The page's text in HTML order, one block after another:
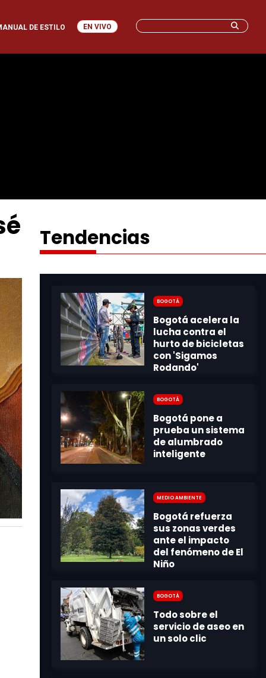
DE ESTILO EN VIVO
Tendencias
Bogotá
Bogotá
Medio Ambiente
Bogotá